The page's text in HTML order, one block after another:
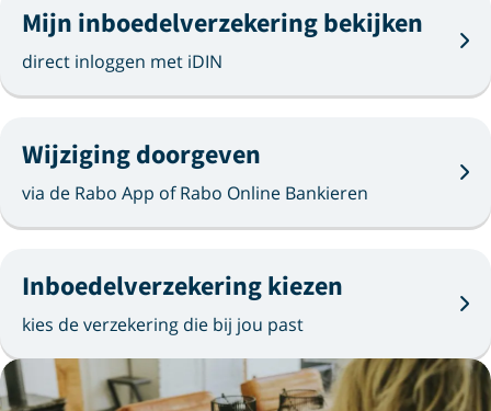
Mijn inboedelverzekering bekijken
direct inloggen met iDIN
Wijziging doorgeven
via de Rabo App of Rabo Online Bankieren
Inboedelverzekering kiezen
kies de verzekering die bij jou past